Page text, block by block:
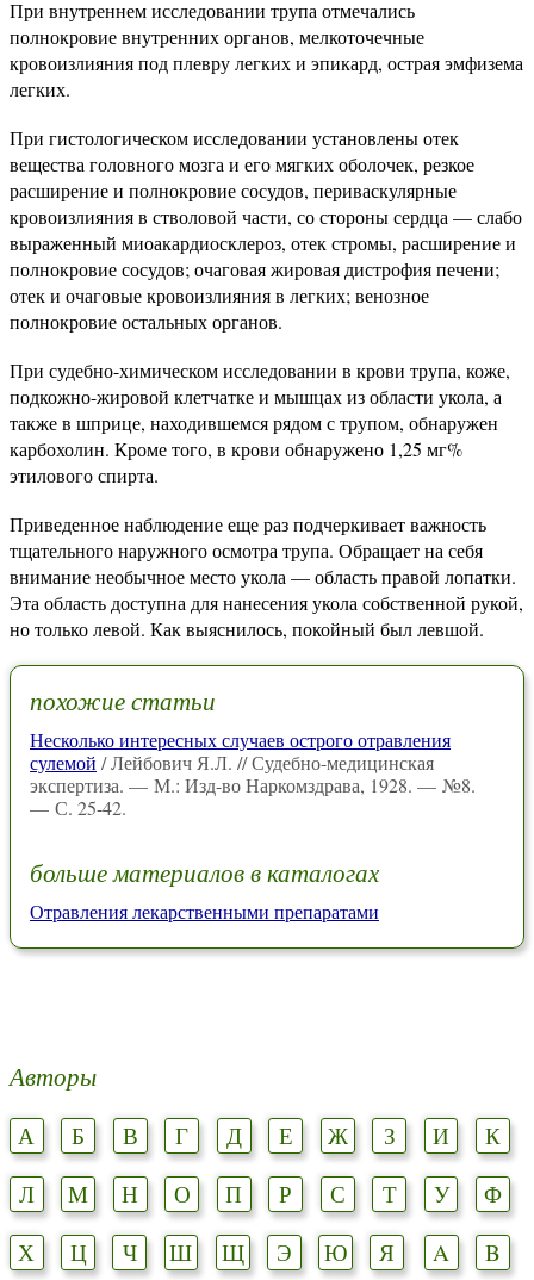
При внутреннем исследовании трупа отмечались
полнокровие внутренних органов, мелкоточечные
кровоизлияния под плевру легких и эпикард, острая эмфизема
легких.
При гистологическом исследовании установлены отек
вещества головного мозга и его мягких оболочек, резкое
расширение и полнокровие сосудов, периваскулярные
кровоизлияния в стволовой части, со стороны сердца — слабо
выраженный миоакардиосклероз, отек стромы, расширение и
полнокровие сосудов; очаговая жировая дистрофия печени;
отек и очаговые кровоизлияния в легких; венозное
полнокровие остальных органов.
При судебно-химическом исследовании в крови трупа, коже,
подкожно-жировой клетчатке и мышцах из области укола, а
также в шприце, находившемся рядом с трупом, обнаружен
карбохолин. Кроме того, в крови обнаружено 1,25 мг%
этилового спирта.
Приведенное наблюдение еще раз подчеркивает важность
тщательного наружного осмотра трупа. Обращает на себя
внимание необычное место укола — область правой лопатки.
Эта область доступна для нанесения укола собственной рукой,
но только левой. Как выяснилось, покойный был левшой.
похожие статьи
Несколько интересных случаев острого отравления
сулемой / Лейбович Я.Л. // Судебно-медицинская
экспертиза. — М.: Изд-во Наркомздрава, 1928. — №8.
— С. 25-42.
больше материалов в каталогах
Отравления лекарственными препаратами
Авторы
А Б В Г Д Е Ж З И
К
Л
М Н О П Р С Т У
Ф
Х
Ц Ч Ш Щ Э Ю Я A
B